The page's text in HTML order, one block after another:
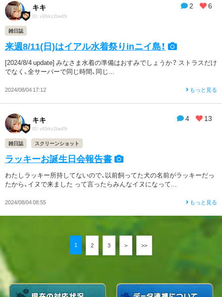
2 6
キキ
ID: v93rkz2be45r
雑日誌
来週8/11(日)はイアル水着祭りinニイ島！
[2024/8/4 update] みなさま水着の準備はおすみでしょうか？ ストラスだけ
でなく、全サーバーで同じ時間、同じ...
2024/08/04 17:12 もっと見る
4 13
キキ
ID: v93rkz2be45r
雑日誌 スクリーンショット
ラッキーお誕生日会報告書
わたしラッキー所持してないので、以前飼ってた犬の名前がラッキーだっ
たから、イヌで来ました って言ったらみんなイヌになって...
2024/08/04 08:55 もっと見る
1 2 3 > >>